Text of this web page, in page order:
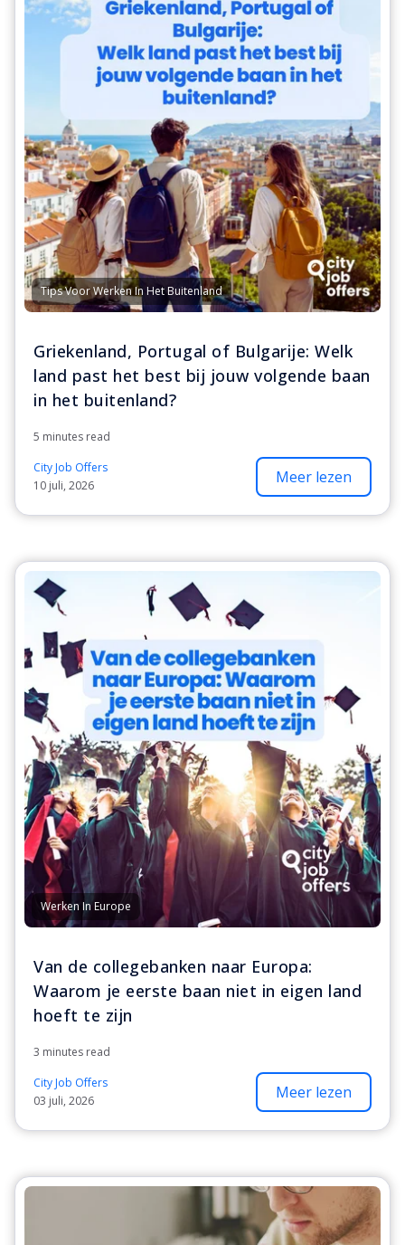
Tips Voor Werken In Het Buitenland
Griekenland, Portugal of Bulgarije: Welk
land past het best bij jouw volgende baan
in het buitenland?
5 minutes read
City Job Offers
10 juli, 2026
Meer lezen
Werken In Europe
Van de collegebanken naar Europa:
Waarom je eerste baan niet in eigen land
hoeft te zijn
3 minutes read
City Job Offers
03 juli, 2026
Meer lezen